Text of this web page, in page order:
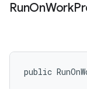
RunOnWork
public